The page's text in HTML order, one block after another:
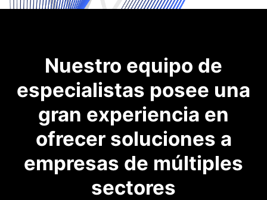
Nuestro equipo de
especialistas posee una
gran experiencia en
ofrecer soluciones a
empresas de múltiples
sectores